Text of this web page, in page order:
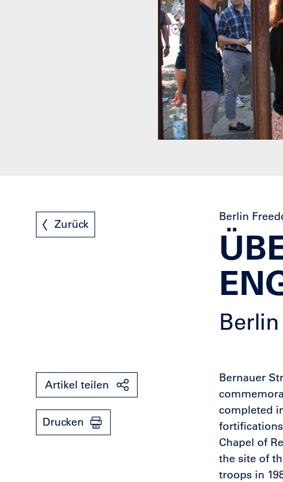
Zurück
Berlin
Artikel teilen
Drucken
Bernauer
completed
Chapel of
the site of
troops in